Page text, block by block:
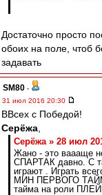
Достаточно просто
обоих на поле, чтоб
задавать
SM80 -
31 июл 2016 20:30
ВВсех с Победой!
Серёжа
Серёжа » 28 июл
Жано - это ваааще
СПАРТАК давно. С
играют . Играть
МИН ПЕРВОГО
тайма на роли